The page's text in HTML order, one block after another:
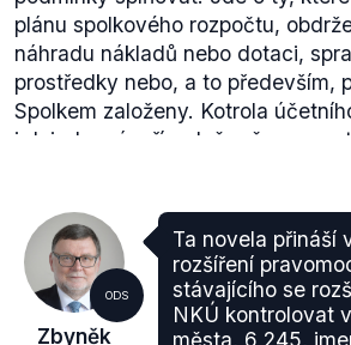
plánu spolkového rozpočtu,
náhradu nákladů nebo dotaci,
prostředky nebo, a to především,
Spolkem založeny. Kotrola
i dojednaná, případně určena ve
zákona o Spolkovém účetním dvoře
německy)
ODS
Zbyněk
Ta novela přináší
rozšíření
stávajícího se
NKÚ kontrolovat
města, 6 245,